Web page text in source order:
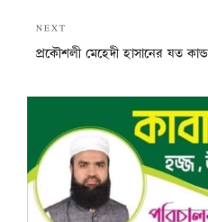
Next
Post
NEXT
প্রকৌশলী মেহেদী হাসানের যত